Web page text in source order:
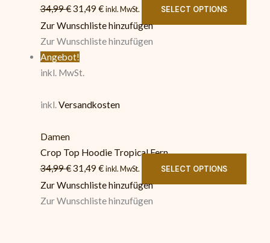
34,99€31,49 € inkl. MwSt. SELECT OPTIONS
Zur Wunschliste hinzufügen
Zur Wunschliste hinzufügen
Angebot!
inkl. MwSt.
inkl.Versandkosten
Damen
Crop Top Hoodie Tropical Fern
34,99€31,49 € inkl. MwSt. SELECT OPTIONS
Zur Wunschliste hinzufügen
Zur Wunschliste hinzufügen